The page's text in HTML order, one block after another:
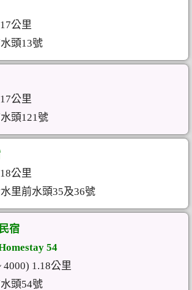
公里
頭13號
公里
頭121號
公里
里前水頭35及36號
宿
54
4000) 1.18公里
頭54號